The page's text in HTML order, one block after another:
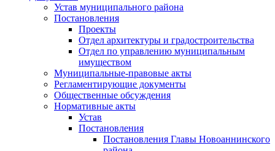
Устав муниципального района
Постановления
Проекты
Отдел архитектуры и градостроительства
Отдел по управлению муниципальным
имуществом
Муниципальные-правовые акты
Регламентирующие документы
Общественные обсуждения
Нормативные акты
Устав
Постановления
Постановления Главы Новоаннинского